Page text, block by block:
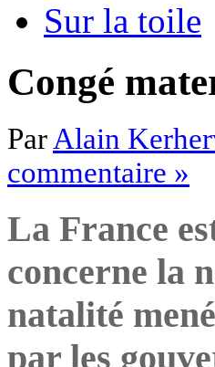
Sur la toile
Congé
Par Alain
commentaire »
La France
concerne la
natalité
par les